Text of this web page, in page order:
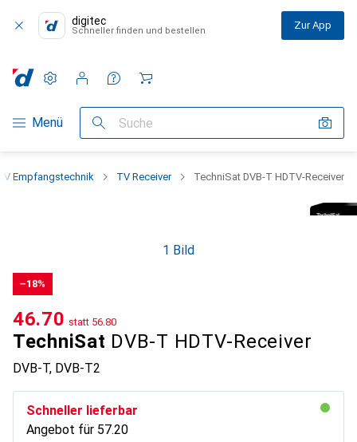
digitec
Schneller finden und bestellen Zur App
Navigation nach Kategorien
Menü Suche
Einstellungen
Kundenkonto
Vergleichslisten
Merklisten
Warenkorb
Empfangstechnik TV Receiver TechniSat DVB-T HDTV-Receiver
1 Bild
−18%
TechniSat DVB-T HDTV-Receiver
DVB-T, DVB-T2
CHF
46.70 statt CHF
56.80
Schneller lieferbar
Angebot für CHF
57.20